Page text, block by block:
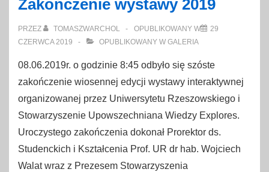
Zakończenie wystawy 2019
PRZEZ TOMASZWARCHOL OPUBLIKOWANY W
29
CZERWCA 2019
OPUBLIKOWANY W GALERIA
08.06.2019r. o godzinie 8:45 odbyło się szóste
zakończenie wiosennej edycji wystawy interaktywnej
organizowanej przez Uniwersytetu Rzeszowskiego i
Stowarzyszenie Upowszechniana Wiedzy Explores.
Uroczystego zakończenia dokonał Prorektor ds.
Studenckich i Kształcenia Prof. UR dr hab. Wojciech
Walat wraz z Prezesem Stowarzyszenia